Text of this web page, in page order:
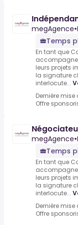
megAgence•
Temps
En tant que
leurs projets
la signature
interlocute...
Dernière
Offre
megAgence•
Temps
En tant que
leurs projets
la signature
interlocute...
Dernière
Offre